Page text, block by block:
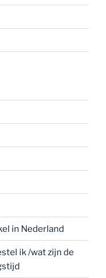
in Nederland
ik /wat zijn de